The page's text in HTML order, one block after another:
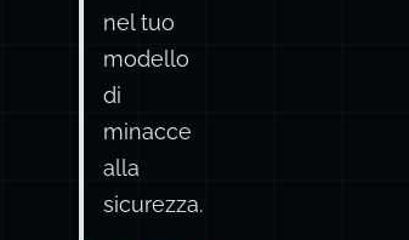
nel tuo
modello
di
minacce
alla
sicurezza.